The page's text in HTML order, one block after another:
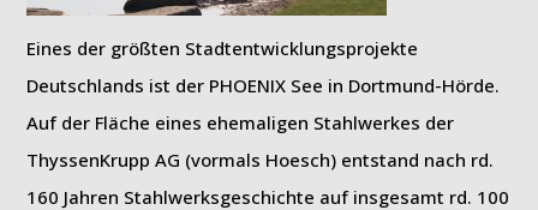
Eines der größten Stadtentwicklungsprojekte
Deutschlands ist der PHOENIX See in Dortmund-Hörde.
Auf der Fläche eines ehemaligen Stahlwerkes der
ThyssenKrupp AG (vormals Hoesch) entstand nach rd.
160 Jahren Stahlwerksgeschichte auf insgesamt rd. 100